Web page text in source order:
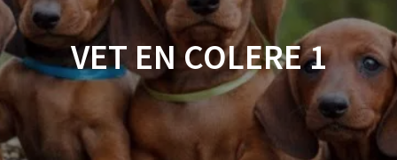
VET EN COLERE 1